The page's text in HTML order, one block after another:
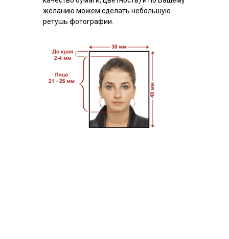
желанию можем сделать небольшую
ретушь фотографии.